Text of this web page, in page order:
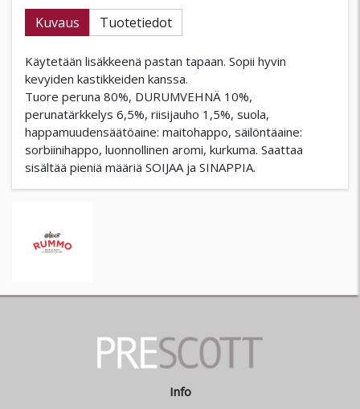
Kuvaus Tuotetiedot
Käytetään lisäkkeenä pastan tapaan. Sopii hyvin
kevyiden kastikkeiden kanssa.
Tuore peruna 80%, DURUMVEHNÄ 10%,
perunatärkkelys 6,5%, riisijauho 1,5%, suola,
happamuudensäätöaine: maitohappo, säilöntäaine:
sorbiinihappo, luonnollinen aromi, kurkuma. Saattaa
sisältää pieniä määriä SOIJAA ja SINAPPIA.
Info